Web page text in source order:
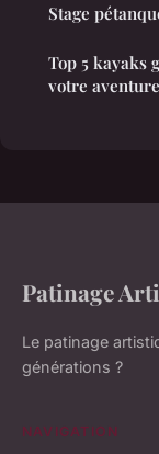
Stage
Top 5 kayaks
votre aventure
Patinage
Le patinage
générations ?
NAVIGATION